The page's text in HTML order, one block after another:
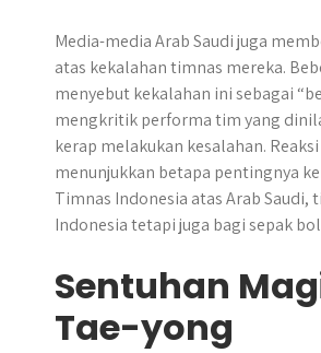
Media-media Arab Saudi juga
atas kekalahan timnas mereka.
menyebut kekalahan ini sebagai
mengkritik performa tim yang
kerap melakukan kesalahan.
menunjukkan betapa pentingnya
Timnas Indonesia atas Arab Saudi,
Indonesia tetapi juga bagi sepak
Sentuhan
Tae-yong